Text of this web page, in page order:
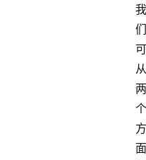
我
们
可
从
两
个
方
面